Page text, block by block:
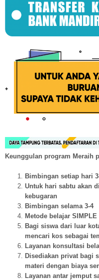
Keunggulan program Meraih
Bimbingan setiap hari
Untuk hari sabtu akan
kebugaran
Bimbingan selama 3-4
Metode belajar SIMPLE
Bagi siswa dari luar
mencari kos sebagai
Layanan konsultasi
Disediakan privat bagi
materi dengan biaya
Layanan antar jemput